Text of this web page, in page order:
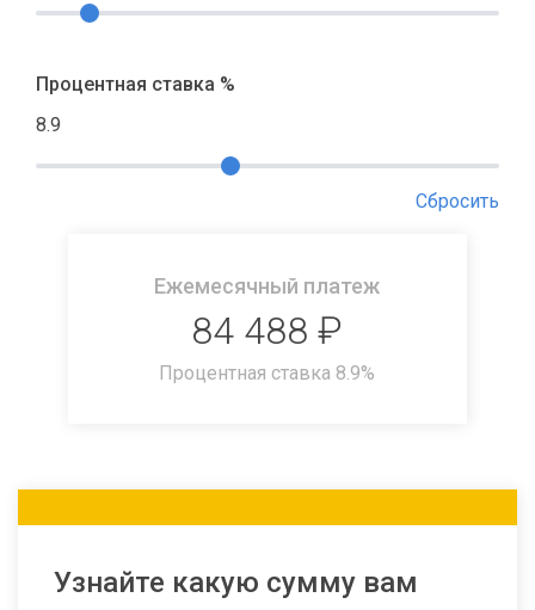
Процентная ставка %
8.9
Сбросить
Ежемесячный платеж
84 488 ₽
Процентная ставка 8.9%
Узнайте какую сумму вам